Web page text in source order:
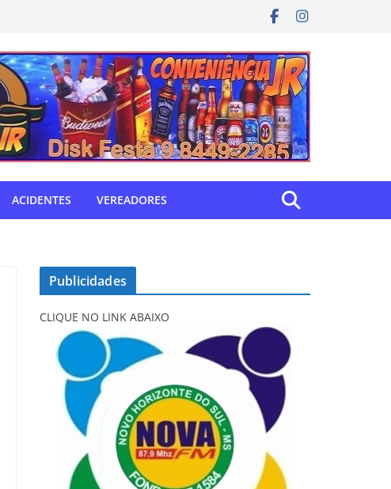
ACIDENTES VEREADORES
Publicidades
CLIQUE NO LINK ABAIXO